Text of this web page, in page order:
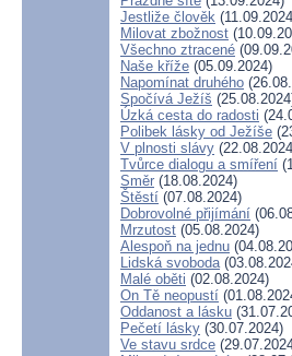
Jestliže člověk
Milovat zbožnost
Všechno ztracené
Naše kříže (05.09.2024)
Napomínat druhého
Spočívá Ježíš
Úzká cesta do radosti
Polibek lásky od Ježíše
V plnosti slávy
Tvůrce dialogu a smíření
Směr (18.08.2024)
Štěstí (07.08.2024)
Dobrovolné přijímání
Mrzutost (05.08.2024)
Alespoň na jednu
Lidská svoboda
Malé oběti (02.08.2024)
On Tě neopustí
Oddanost a lásku
Pečetí lásky (30.07.2024)
Ve stavu srdce